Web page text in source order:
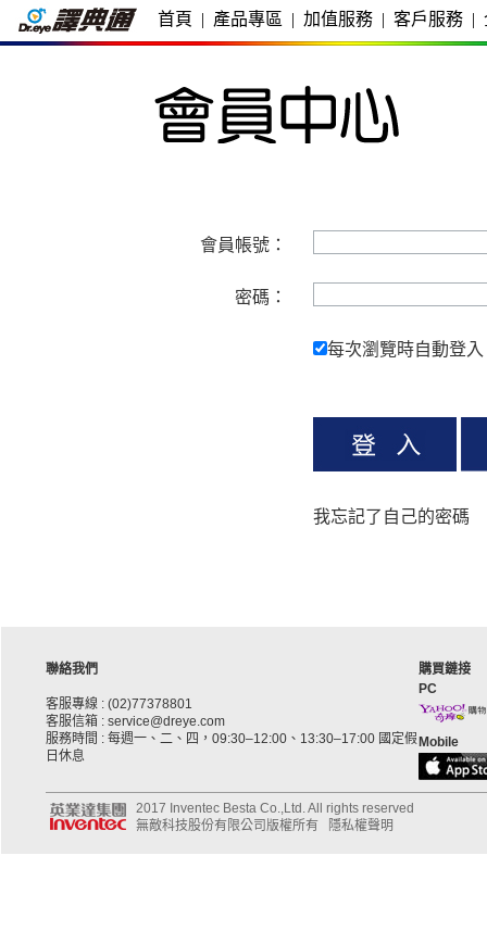
首頁 | 產品專區 | 加值服務 | 客戶服務 |
會員帳號：
密碼：
每次瀏覽時自動登入
我忘記了自己的密碼
聯絡我們
客服專線 : (02)77378801
客服信箱 : service@dreye.com
服務時間 : 每週一、二、四，09:30–12:00、13:30–17:00 國定假
日休息
購買鏈接
PC
Mobile
2017 Inventec Besta Co.,Ltd. All rights reserved
無敵科技股份有限公司版權所有
隱私權聲明